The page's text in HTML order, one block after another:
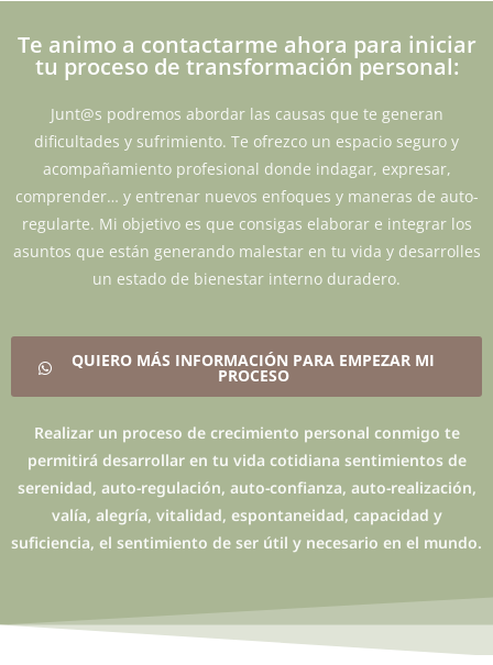
Te animo a contactarme ahora para iniciar
tu proceso de transformación personal:
Junt@s podremos abordar las causas que te generan
dificultades y sufrimiento. Te ofrezco un espacio seguro y
acompañamiento profesional donde indagar, expresar,
comprender… y entrenar nuevos enfoques y maneras de auto-
regularte. Mi objetivo es que consigas elaborar e integrar los
asuntos que están generando malestar en tu vida y desarrolles
un estado de bienestar interno duradero.
QUIERO MÁS INFORMACIÓN PARA EMPEZAR MI
PROCESO
Realizar un proceso de crecimiento personal conmigo te
permitirá desarrollar en tu vida cotidiana sentimientos de
serenidad, auto-regulación, auto-confianza, auto-realización,
valía, alegría, vitalidad, espontaneidad, capacidad y
suficiencia, el sentimiento de ser útil y necesario en el mundo.